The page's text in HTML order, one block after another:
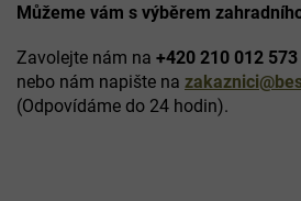
u
Můžeme vám s výběrem
Zavolejte nám na +420 210 012 573
nebo nám napište na
(Odpovídáme do 24 hodin).